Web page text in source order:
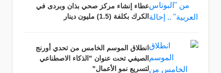
عطاء إنشاء مركز صحي بذان وبردى في
الكرك بكلفة (1.5) مليون دينار
انطلاق الموسم الخامس من تحدي أورنج
الصيفي تحت عنوان "الذكاء الاصطناعي
لتسريع نمو الأعمال"